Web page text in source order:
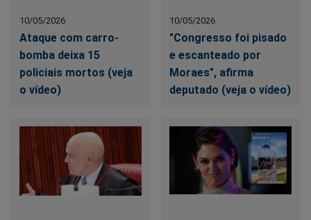
10/05/2026
Ataque com carro-
bomba deixa 15
policiais mortos (veja
o vídeo)
10/05/2026
"Congresso foi pisado
e escanteado por
Moraes", afirma
deputado (veja o vídeo)